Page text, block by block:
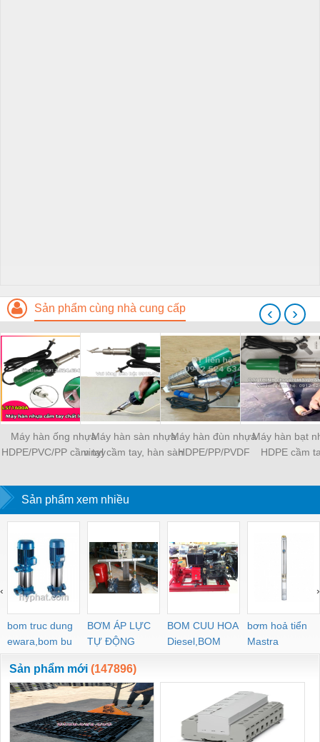
Sản phẩm cùng nhà cung cấp
Máy hàn ống nhựa
HDPE/PVC/PP cầm tay
Máy hàn sàn nhựa
vinyl cầm tay, hàn sàn
Máy hàn đùn nhựa
HDPE/PP/PVDF
Máy hàn bạt
HDPE cầm
‹ ›
Sản phẩm xem nhiều
bom truc dung
ewara,bom bu
ewara
BƠM ÁP LỰC
TỰ ĐỘNG
BOM CUU HOA
Diesel,BOM
CHUA CHAY
bơm hoả tiển
Mastra
‹ ›
Sản phẩm mới (147896)